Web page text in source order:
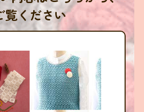
覧ください